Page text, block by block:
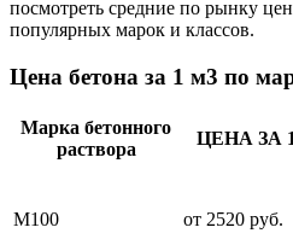
посмотреть средние по рынку
популярных марок и классов.
Цена бетона за 1 м3 по
Марка бетонного
раствора
ЦЕНА ЗА
М100 от 2520 руб.